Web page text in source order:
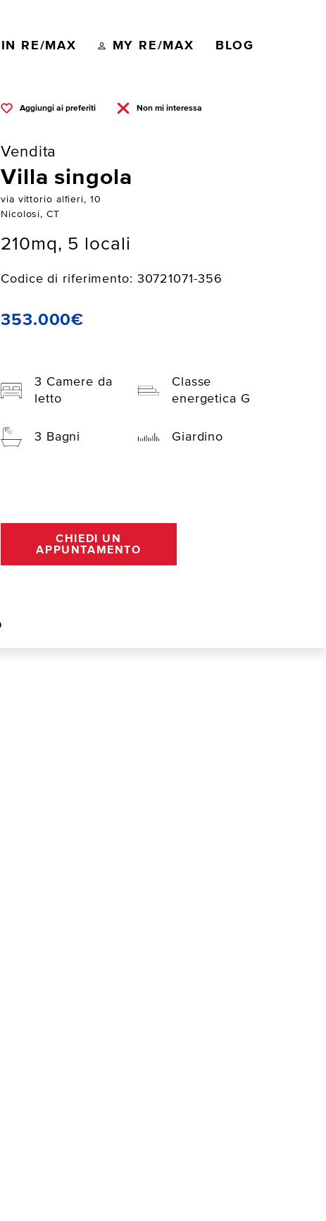
IN RE/MAX MY RE/MAX BLOG
Aggiungi ai preferiti Non mi interessa
Vendita
Villa singola
via vittorio alfieri, 10
Nicolosi, CT
210mq, 5 locali
Codice di riferimento: 30721071-356
353.000€
3 Camere da
letto
Classe
energetica G
3 Bagni Giardino
CHIEDI UN
APPUNTAMENTO